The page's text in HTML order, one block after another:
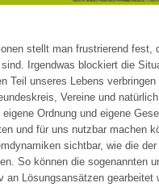
stellt man frustrierend fest,
Irgendwas blockiert die
Teil unseres Lebens
Vereine und
Ordnung und eigene
und für uns nutzbar machen
sichtbar, wie die
So können die sogenannten
an Lösungsansätzen gearbeitet